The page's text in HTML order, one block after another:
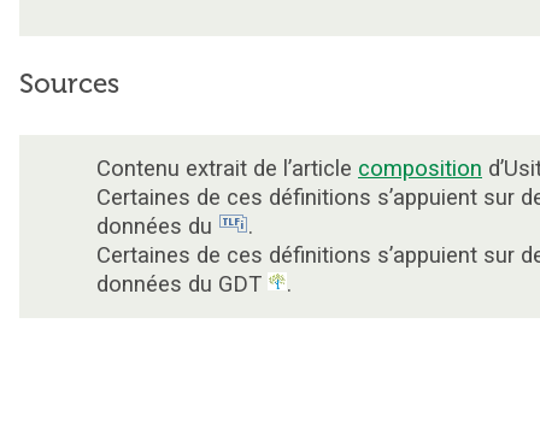
Sources
Contenu extrait de l’article composition
Certaines de ces définitions s’appuient sur
données du
.
Certaines de ces définitions s’appuient sur
données du GDT
.